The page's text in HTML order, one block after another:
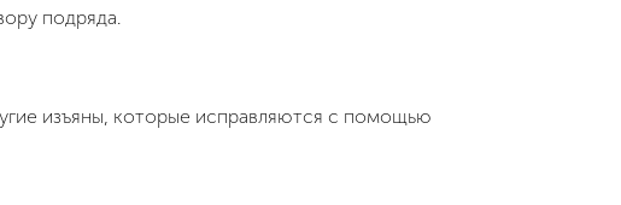
подряда.
изъяны, которые исправляются с помощью